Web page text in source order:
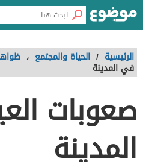
الرئيسية / الحياة والمجتمع ،
في المدينة
صعوبات
المدينة